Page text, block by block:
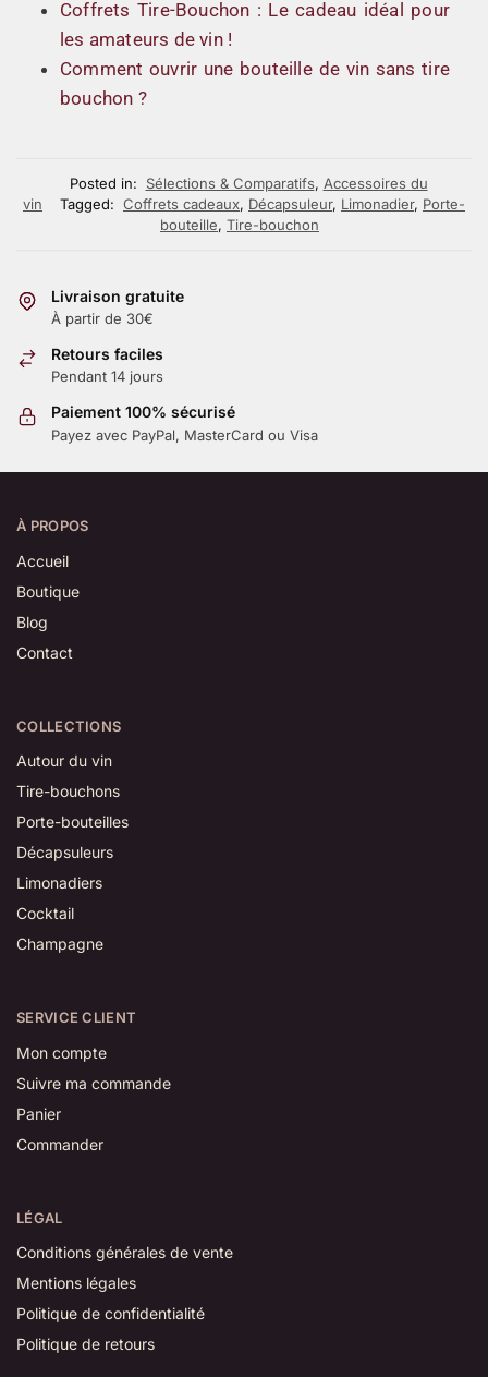
Coffrets Tire-Bouchon : Le cadeau idéal pour
les amateurs de vin !
Comment ouvrir une bouteille de vin sans tire
bouchon ?
Posted in: Sélections & Comparatifs, Accessoires du
vin
Tagged: Coffrets cadeaux, Décapsuleur, Limonadier, Porte-
bouteille, Tire-bouchon
Livraison gratuite
À partir de 30€
Retours faciles
Pendant 14 jours
Paiement 100% sécurisé
Payez avec PayPal, MasterCard ou Visa
À PROPOS
Accueil
Boutique
Blog
Contact
COLLECTIONS
Autour du vin
Tire-bouchons
Porte-bouteilles
Décapsuleurs
Limonadiers
Cocktail
Champagne
SERVICE CLIENT
Mon compte
Suivre ma commande
Panier
Commander
LÉGAL
Conditions générales de vente
Mentions légales
Politique de confidentialité
Politique de retours